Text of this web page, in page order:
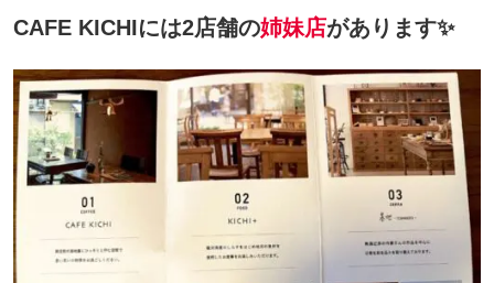
CAFE KICHIには2店舗の姉妹店があります✨